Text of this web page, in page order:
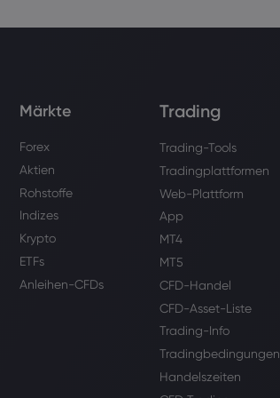
Märkte
Forex
Aktien
Rohstoffe
Indizes
Krypto
ETFs
Anleihen-CFDs
Trading
Trading-Tools
Tradingplattformen
Web-Plattform
App
MT4
MT5
CFD-Handel
CFD-Asset-Liste
Trading-Info
Tradingbedingungen
Handelszeiten